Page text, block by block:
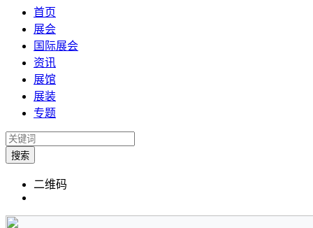
会
首页
展会
国际展会
资讯
展馆
展装
专题
搜索
二维码